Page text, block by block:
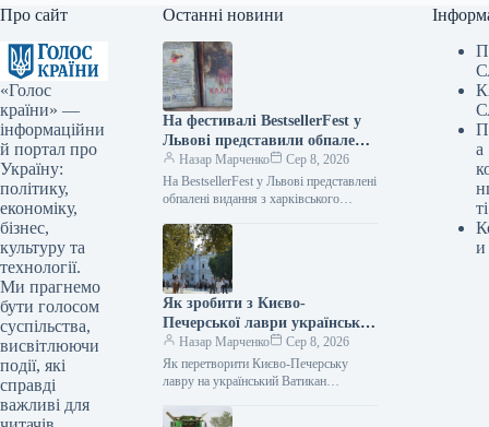
Про сайт
«Голос
країни» —
інформаційни
й портал про
Україну:
політику,
економіку,
бізнес,
культуру та
технології.
Ми прагнемо
бути голосом
суспільства,
висвітлюючи
події, які
справді
важливі для
Останні новини
На фестивалі BestsellerFest у
Львові представили обпалені
книги з харківського складу,
який постраждав від
російського обстрілу.
Назар Марченко
Сер 8, 2026
На BestsellerFest у Львові представлені
обпалені видання з харківського
08.08.2026 08:54 Укрінформ
Видавництво “Фабула” та…
Як зробити з Києво-
Печерської лаври український
Ватикан
Назар Марченко
Сер 8, 2026
Як перетворити Києво-Печерську
лавру на український Ватикан
України розповіли, що вони можуть
а
ті
и